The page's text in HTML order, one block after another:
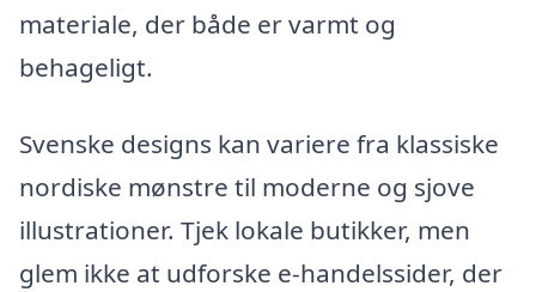
materiale, der både er varmt og
behageligt.
Svenske designs kan variere fra klassiske
nordiske mønstre til moderne og sjove
illustrationer. Tjek lokale butikker, men
glem ikke at udforske e-handelssider, der